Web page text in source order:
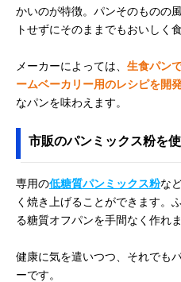
かいのが特徴。パンそのものの
トせずにそのままでもおいしく
メーカーによっては、 生食パン
ームベーカリー用のレシピを開
なパンを味わえます。
市販のパンミックス粉を
専用の低糖質パンミックス粉な
く焼き上げることができます。
る糖質オフパンを手間なく作れま
健康に気を遣いつつ、それでも
ーです。